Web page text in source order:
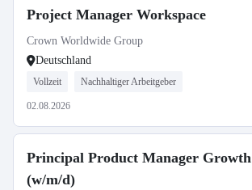
Project Manager Workspace
Crown Worldwide Group
Deutschland
Vollzeit Nachhaltiger Arbeitgeber
02.08.2026
Principal Product Manager Growth
(w/m/d)